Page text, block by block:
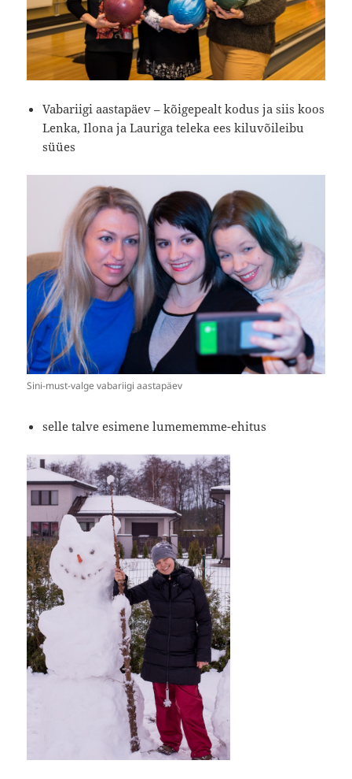
Vabariigi aastapäev – kõigepealt kodus ja siis koos
Lenka, Ilona ja Lauriga teleka ees kiluvõileibu
süües
Sini-must-valge vabariigi aastapäev
selle talve esimene lumememme-ehitus